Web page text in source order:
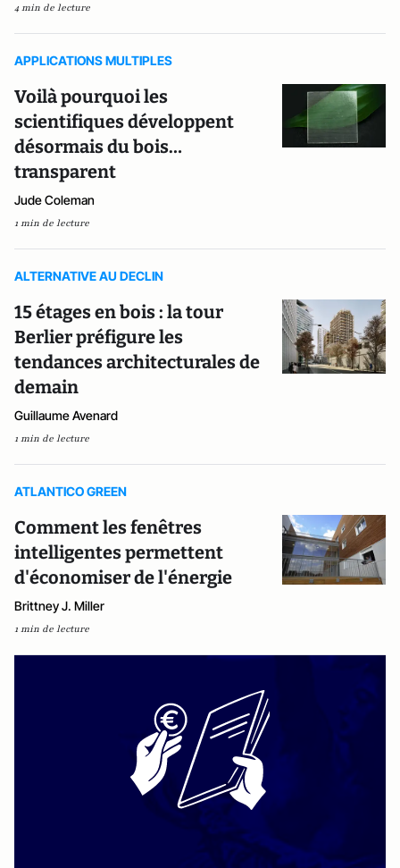
4 min de lecture
APPLICATIONS MULTIPLES
Voilà pourquoi les
scientifiques développent
désormais du bois…
transparent
Jude Coleman
1 min de lecture
ALTERNATIVE AU DECLIN
15 étages en bois : la tour
Berlier préfigure les
tendances architecturales de
demain
Guillaume Avenard
1 min de lecture
ATLANTICO GREEN
Comment les fenêtres
intelligentes permettent
d'économiser de l'énergie
Brittney J. Miller
1 min de lecture